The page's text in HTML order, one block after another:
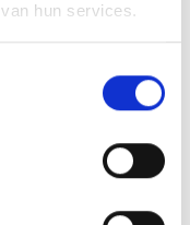
hun services.